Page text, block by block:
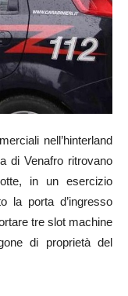
nell’hinterland
di Venafro ritrovano
in un esercizio
la porta d’ingresso
tre slot machine
di proprietà del